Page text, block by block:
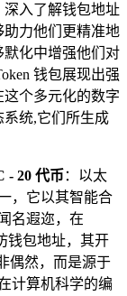
深入了解钱包地址
力他们更精准地
化中增强他们对
钱包展现出强
个多元化的数字
统,它们所生成
- 20 代币 ：以太
，它以其智能合
名遐迩，在
钱包地址，其开
偶然，而是源于
计算机科学的编